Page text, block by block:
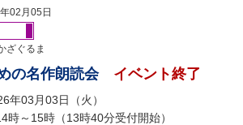
02月05日
ざぐるま
の名作朗読会 イベント終了
年03月03日（火）
時～15時（13時40分受付開始）